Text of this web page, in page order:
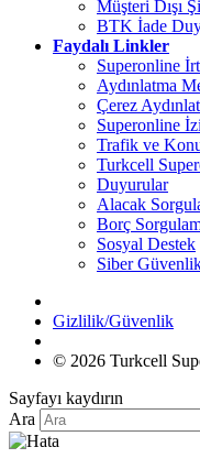
Müşteri Dışı
BTK İade
Faydalı Linkler
Superonline
Aydınlatma
Çerez
Superonline
Trafik ve
Turkcell
Duyurular
Alacak
Borç
Sosyal Destek
Siber
Gizlilik/Güvenlik
© 2026 Turkcell
Sayfayı kaydırın
Ara